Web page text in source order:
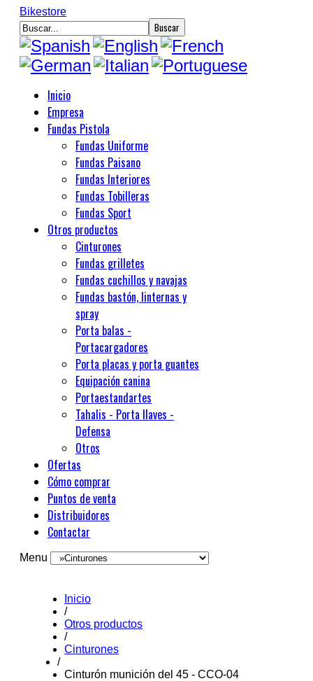
Bikestore
Inicio
Empresa
Fundas Pistola
Fundas Uniforme
Fundas Paisano
Fundas Interiores
Fundas Tobilleras
Fundas Sport
Otros productos
Cinturones
Fundas grilletes
Fundas cuchillos y navajas
Fundas bastón, linternas y
spray
Porta balas -
Portacargadores
Porta placas y porta guantes
Equipación canina
Portaestandartes
Tahalis - Porta llaves -
Defensa
Otros
Ofertas
Cómo comprar
Puntos de venta
Distribuidores
Contactar
Menu
Inicio
/
Otros productos
/
Cinturones
/
Cinturón munición del 45 - CCO-04